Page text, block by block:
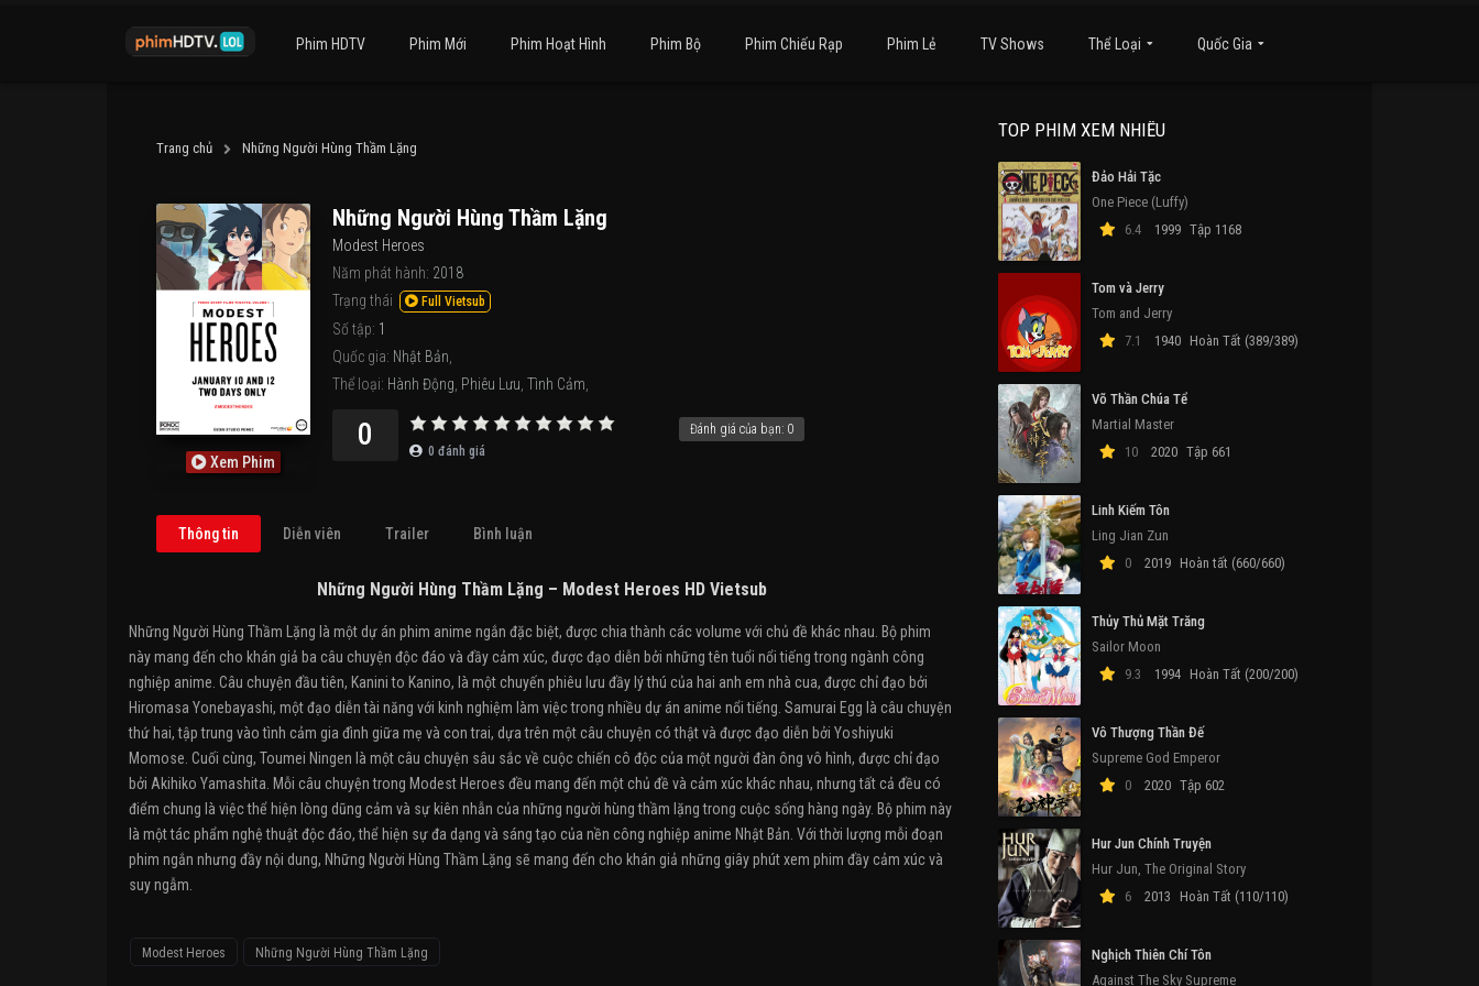
Phim HDTV Phim Mới Phim Hoạt Hình Phim Bộ Phim Chiếu Rạp Phim Lẻ TV Shows Thể Loại Quốc Gia
Trang chủ Những Người Hùng Thầm Lặng
Xem Phim
Những Người Hùng Thầm Lặng
Modest Heroes
Năm phát hành: 2018
Trạng thái
Full Vietsub
Số tập: 1
Quốc gia: Nhật Bản
Thể loại: Hành Động Phiêu Lưu Tình Cảm
Đánh giá của bạn: 0
0 0 đánh giá
Thông tin Diễn viên Trailer Bình luận
Những Người Hùng Thầm Lặng – Modest Heroes HD Vietsub
Những Người Hùng Thầm Lặng là một dự án phim anime ngắn đặc biệt, được chia thành các volume với chủ đề khác nhau. Bộ phim
này mang đến cho khán giả ba câu chuyện độc đáo và đầy cảm xúc, được đạo diễn bởi những tên tuổi nổi tiếng trong ngành công
nghiệp anime. Câu chuyện đầu tiên, Kanini to Kanino, là một chuyến phiêu lưu đầy lý thú của hai anh em nhà cua, được chỉ đạo bởi
Hiromasa Yonebayashi, một đạo diễn tài năng với kinh nghiệm làm việc trong nhiều dự án anime nổi tiếng. Samurai Egg là câu chuyện
thứ hai, tập trung vào tình cảm gia đình giữa mẹ và con trai, dựa trên một câu chuyện có thật và được đạo diễn bởi Yoshiyuki
Momose. Cuối cùng, Toumei Ningen là một câu chuyện sâu sắc về cuộc chiến cô độc của một người đàn ông vô hình, được chỉ đạo
bởi Akihiko Yamashita. Mỗi câu chuyện trong Modest Heroes đều mang đến một chủ đề và cảm xúc khác nhau, nhưng tất cả đều có
điểm chung là việc thể hiện lòng dũng cảm và sự kiên nhẫn của những người hùng thầm lặng trong cuộc sống hàng ngày. Bộ phim này
là một tác phẩm nghệ thuật độc đáo, thể hiện sự đa dạng và sáng tạo của nền công nghiệp anime Nhật Bản. Với thời lượng mỗi đoạn
phim ngắn nhưng đầy nội dung, Những Người Hùng Thầm Lặng sẽ mang đến cho khán giả những giây phút xem phim đầy cảm xúc và
suy ngẫm.
Modest Heroes Những Người Hùng Thầm Lặng
TOP PHIM XEM NHIỀU
Đảo Hải Tặc
One Piece (Luffy)
6.4
1999 Tập 1168
Tom và Jerry
Tom and Jerry
7.1
1940 Hoàn Tất (389/389)
Võ Thần Chúa Tể
Martial Master
10
2020 Tập 661
Linh Kiếm Tôn
Ling Jian Zun
0
2019 Hoàn tất (660/660)
Thủy Thủ Mặt Trăng
Sailor Moon
9.3
1994 Hoàn Tất (200/200)
Vô Thượng Thần Đế
Supreme God Emperor
0
2020 Tập 602
Hur Jun Chính Truyện
Hur Jun, The Original Story
6
2013 Hoàn Tất (110/110)
Nghịch Thiên Chí Tôn
Against The Sky Supreme